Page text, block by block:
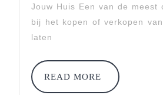
Voor
Huis
Jouw Huis Een van de meest
bij het kopen of verkopen
laten
READ MORE
READ
MORE